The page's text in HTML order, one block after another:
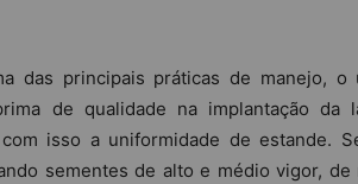
das principais práticas de manejo, o
de qualidade na implantação da
isso a uniformidade de estande.
sementes de alto e médio vigor, de